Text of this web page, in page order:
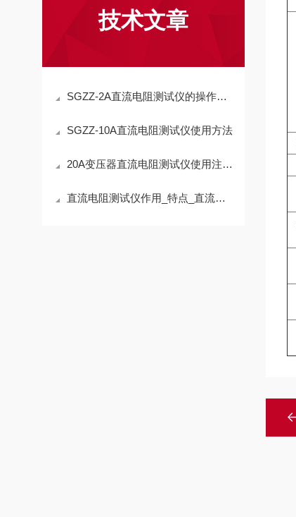
技术文章
SGZZ-2A直流电阻测试仪的操作规程
SGZZ-10A直流电阻测试仪使用方法
20A变压器直流电阻测试仪使用注意事项
直流电阻测试仪作用_特点_直流电阻测试仪厂家—上海晟皋电气